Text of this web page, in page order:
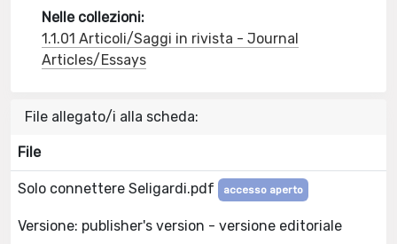
Nelle collezioni:
1.1.01 Articoli/Saggi in rivista - Journal
Articles/Essays
File allegato/i alla scheda:
File
Solo connettere Seligardi.pdf accesso aperto
Versione: publisher's version - versione editoriale